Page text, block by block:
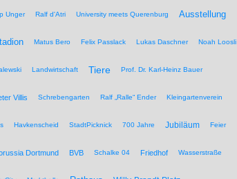
Unger Ralf d'Atri University meets Querenburg Ausstellung
Matus Bero Felix Passlack Lukas Daschner Noah Loosli
Landwirtschaft Tiere Prof. Dr. Karl-Heinz Bauer
Villis Schrebengarten Ralf „Ralle“ Ender Kleingartenverein
Havkenscheid StadtPicknick 700 Jahre Jubiläum Feier
Dortmund BVB Schalke 04 Friedhof Wasserstraße